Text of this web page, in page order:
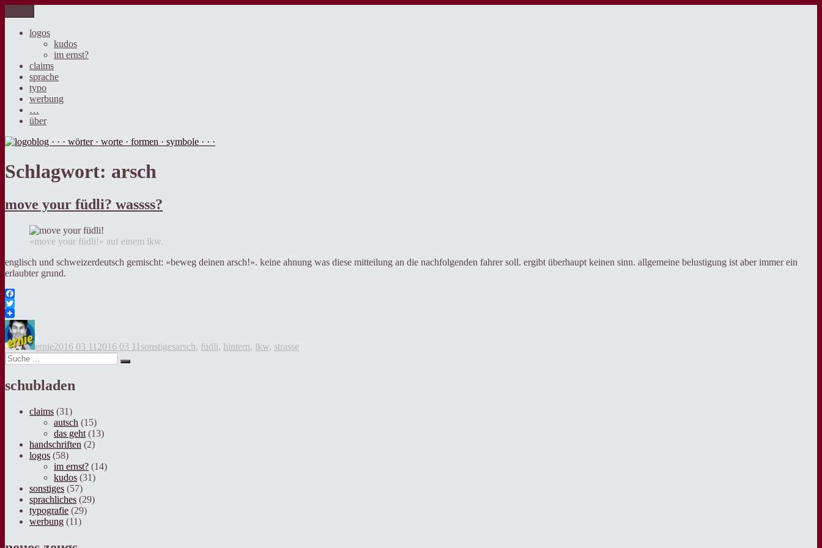
Inhalt
springen
logoblog · · · wörter · worte · formen · symbole · · ·
der blog über sprache, design und werbung.
logos
kudos
im ernst?
claims
sprache
typo
werbung
…
über
Schlagwort: arsch
move your füdli? wassss?
«move your füdli!» auf einem lkw.
englisch und schweizerdeutsch gemischt: «beweg deinen arsch!». keine ahnung was diese mitteilung an die nachfolgenden fahrer soll. ergibt überhaupt keinen sinn. allgemeine belustigung ist aber immer ein
erlaubter grund.
Facebook
Twitter
ernie2016 03 11 2016 03 11 sonstigesarsch, füdli, hintern, lkw, strasse
Suche
nach:
Suche
schubladen
claims (31)
autsch (15)
das geht (13)
handschriften (2)
logos (58)
im ernst? (14)
kudos (31)
sonstiges (57)
sprachliches (29)
typografie (29)
werbung (11)